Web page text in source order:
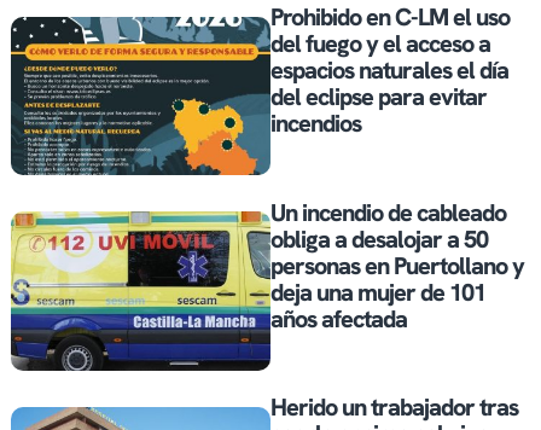
Prohibido en C-LM el uso
del fuego y el acceso a
espacios naturales el día
del eclipse para evitar
incendios
Un incendio de cableado
obliga a desalojar a 50
personas en Puertollano y
deja una mujer de 101
años afectada
Herido un trabajador tras